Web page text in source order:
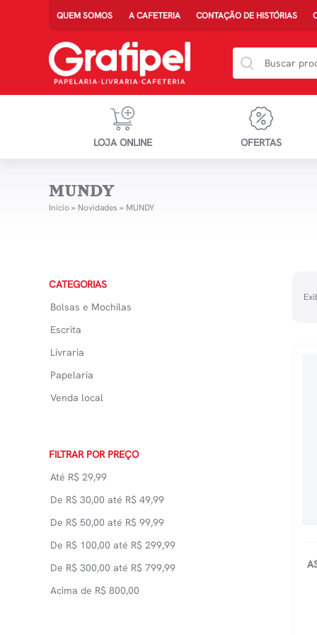
QUEM SOMOS A CAFETERIA CONTAÇÃO DE HISTÓRIAS
LOJA ONLINE OFERTAS
MUNDY
Início» Novidades » MUNDY
CATEGORIAS
Bolsas e Mochilas
Escrita
Livraria
Papelaria
Venda local
FILTRAR POR PREÇO
Até R$ 29,99
De R$ 30,00 até R$ 49,99
De R$ 50,00 até R$ 99,99
De R$ 100,00 até R$ 299,99
De R$ 300,00 até R$ 799,99
Acima de R$ 800,00